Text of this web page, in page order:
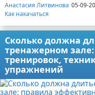
Анастасия Литвинова 05-09-
Как накачаться
Сколько должна
тренажерном
тренировок,
упражнений